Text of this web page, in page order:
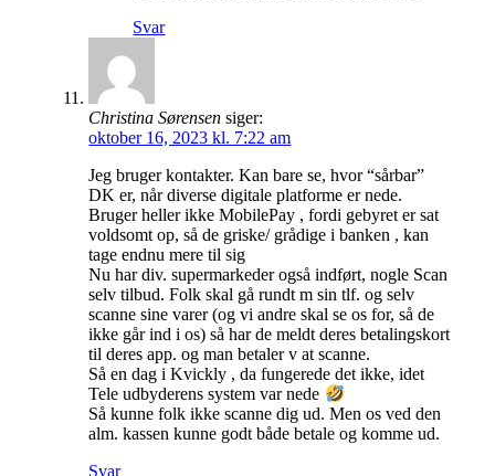
Svar
Christina Sørensen siger:
oktober 16, 2023 kl. 7:22 am
Jeg bruger kontakter. Kan bare se, hvor “sårbar”
DK er, når diverse digitale platforme er nede.
Bruger heller ikke MobilePay , fordi gebyret er sat
voldsomt op, så de griske/ grådige i banken , kan
tage endnu mere til sig
Nu har div. supermarkeder også indført, nogle Scan
selv tilbud. Folk skal gå rundt m sin tlf. og selv
scanne sine varer (og vi andre skal se os for, så de
ikke går ind i os) så har de meldt deres betalingskort
til deres app. og man betaler v at scanne.
Så en dag i Kvickly , da fungerede det ikke, idet
Tele udbyderens system var nede
Så kunne folk ikke scanne dig ud. Men os ved den
alm. kassen kunne godt både betale og komme ud.
Svar